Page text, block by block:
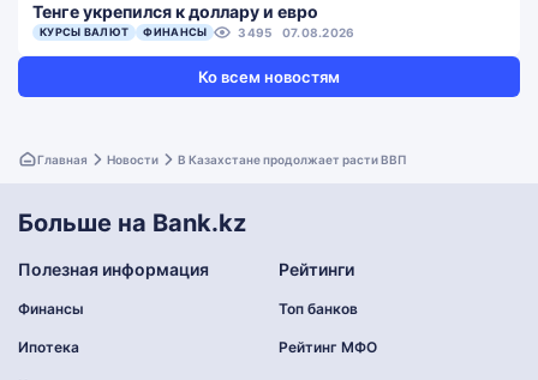
Тенге укрепился к доллару и евро
КУРСЫ ВАЛЮТ ФИНАНСЫ 3495 07.08.2026
Ко всем новостям
Главная Новости В Казахстане продолжает расти ВВП
Больше на Bank.kz
Полезная информация
Финансы
Ипотека
Рейтинги
Топ банков
Рейтинг МФО